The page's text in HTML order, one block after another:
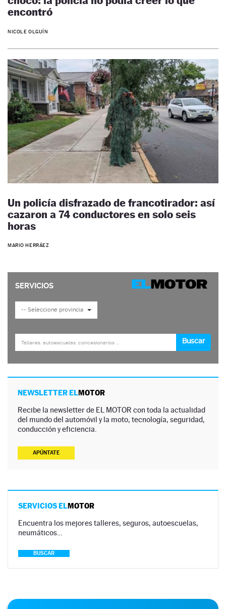
encontró
NICOLE OLGUÍN
Un policía disfrazado de francotirador: así
cazaron a 74 conductores en solo seis
horas
MARIO HERRÁEZ
NEWSLETTER ELMOTOR
Recibe la newsletter de EL MOTOR con toda la actualidad
del mundo del automóvil y la moto, tecnología, seguridad,
conducción y eficiencia.
APÚNTATE
SERVICIOS ELMOTOR
Encuentra los mejores talleres, seguros, autoescuelas,
neumáticos…
BUSCAR